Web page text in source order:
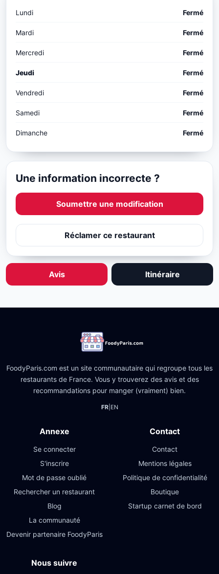
Lundi Fermé
Mardi Fermé
Mercredi Fermé
Jeudi Fermé
Vendredi Fermé
Samedi Fermé
Dimanche Fermé
Une information incorrecte ?
Soumettre une modification
Réclamer ce restaurant
Avis Itinéraire
FoodyParis.com est un site communautaire qui regroupe tous les
restaurants de France. Vous y trouverez des avis et des
recommandations pour manger (vraiment) bien.
FR| EN
Annexe
Se connecter
S'inscrire
Mot de passe oublié
Rechercher un restaurant
Blog
La communauté
Devenir partenaire FoodyParis
Contact
Contact
Mentions légales
Politique de confidentialité
Boutique
Startup carnet de bord
Nous suivre